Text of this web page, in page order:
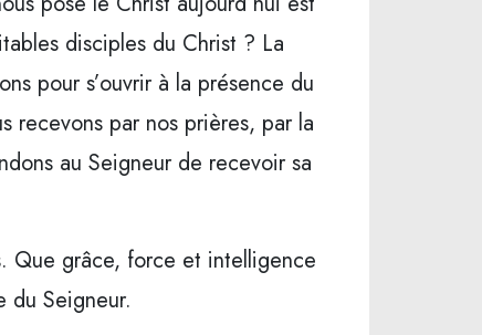
disciples du Christ ? La
pour s’ouvrir à la présence du
recevons par nos prières, par la
au Seigneur de recevoir sa
Que grâce, force et intelligence
du Seigneur.